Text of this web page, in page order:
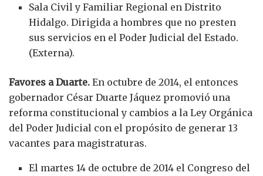
Sala Civil y Familiar Regional en Distrito
Hidalgo. Dirigida a hombres que no presten
sus servicios en el Poder Judicial del Estado.
(Externa).
Favores a Duarte. En octubre de 2014, el entonces
gobernador César Duarte Jáquez promovió una
reforma constitucional y cambios a la Ley Orgánica
del Poder Judicial con el propósito de generar 13
vacantes para magistraturas.
El martes 14 de octubre de 2014 el Congreso del